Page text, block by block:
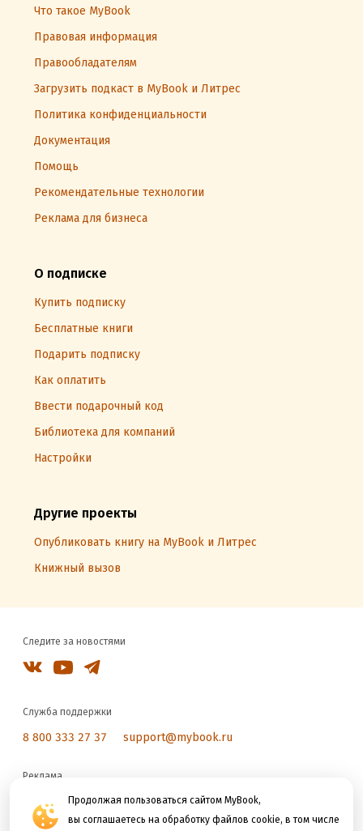
Продолжая пользоваться сайтом MyBook,
вы соглашаетесь на обработку файлов cookie, в том числе
Что такое MyBook
Правовая информация
Правообладателям
Загрузить подкаст в MyBook и Литрес
Политика конфиденциальности
Документация
Помощь
Рекомендательные технологии
Реклама для бизнеса
О подписке
Купить подписку
Бесплатные книги
Подарить подписку
Как оплатить
Ввести подарочный код
Библиотека для компаний
Настройки
Другие проекты
Опубликовать книгу на MyBook и Литрес
Книжный вызов
Следите за новостями
Служба поддержки
8 800 333 27 37 support@mybook.ru
Реклама
reklama@litres.ru